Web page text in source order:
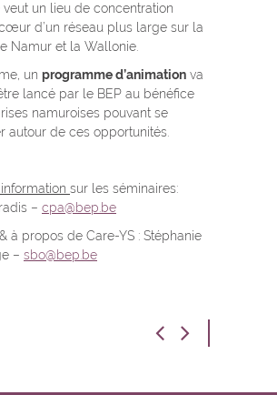
veut un lieu de concentration
d’un réseau plus large sur la
Namur et la Wallonie.
un programme d’animation va
lancé par le BEP au bénéfice
namuroises pouvant se
autour de ces opportunités.
sur les séminaires:
– cpa@bep.be
de Care-YS : Stéphanie
– sbo@bep.be